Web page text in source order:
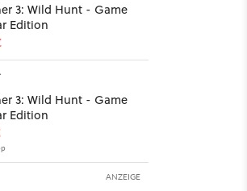
3: Wild Hunt - Game
Edition
3: Wild Hunt - Game
Edition
ANZEIGE